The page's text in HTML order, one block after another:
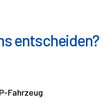
entscheiden?
Fahrzeug